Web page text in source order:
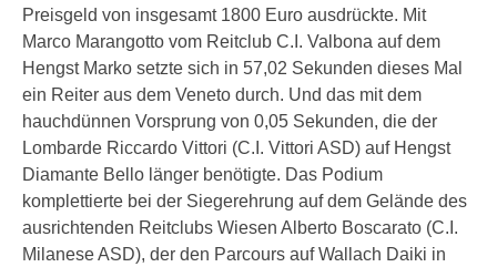
Preisgeld von insgesamt 1800 Euro ausdrückte. Mit
Marco Marangotto vom Reitclub C.I. Valbona auf dem
Hengst Marko setzte sich in 57,02 Sekunden dieses Mal
ein Reiter aus dem Veneto durch. Und das mit dem
hauchdünnen Vorsprung von 0,05 Sekunden, die der
Lombarde Riccardo Vittori (C.I. Vittori ASD) auf Hengst
Diamante Bello länger benötigte. Das Podium
komplettierte bei der Siegerehrung auf dem Gelände des
ausrichtenden Reitclubs Wiesen Alberto Boscarato (C.I.
Milanese ASD), der den Parcours auf Wallach Daiki in